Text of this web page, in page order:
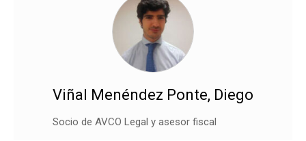
Viñal Menéndez Ponte, Diego
Socio de AVCO Legal y asesor fiscal